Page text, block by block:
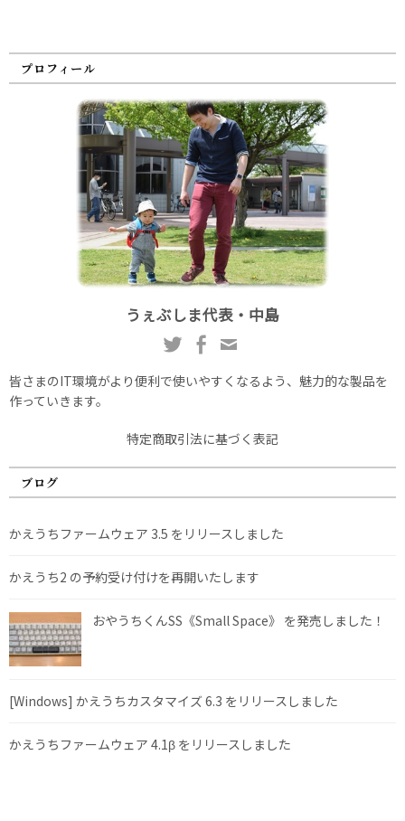
プロフィール
うぇぶしま代表・中島
皆さまのIT環境がより便利で使いやすくなるよう、魅力的な製品を
作っていきます。
特定商取引法に基づく表記
ブログ
かえうちファームウェア 3.5 をリリースしました
かえうち2 の予約受け付けを再開いたします
おやうちくんSS《Small Space》 を発売しました！
[Windows] かえうちカスタマイズ 6.3 をリリースしました
かえうちファームウェア 4.1β をリリースしました